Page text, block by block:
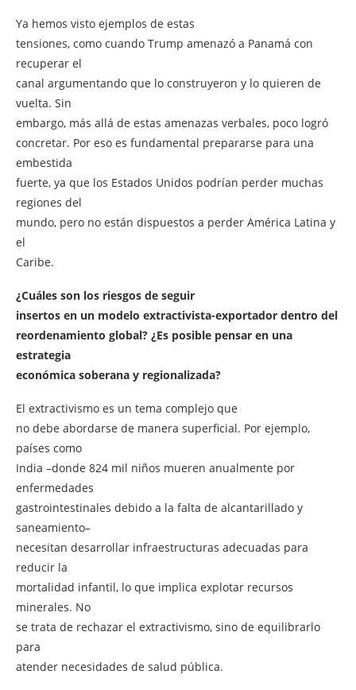
Ya hemos visto ejemplos de estas
tensiones, como cuando Trump amenazó a Panamá con
recuperar el
canal argumentando que lo construyeron y lo quieren de
vuelta. Sin
embargo, más allá de estas amenazas verbales, poco logró
concretar. Por eso es fundamental prepararse para una
embestida
fuerte, ya que los Estados Unidos podrían perder muchas
regiones del
mundo, pero no están dispuestos a perder América Latina y
el
Caribe.
¿Cuáles son los riesgos de seguir
insertos en un modelo extractivista-exportador dentro del
reordenamiento global? ¿Es posible pensar en una
estrategia
económica soberana y regionalizada?
El extractivismo es un tema complejo que
no debe abordarse de manera superficial. Por ejemplo,
países como
India –donde 824 mil niños mueren anualmente por
enfermedades
gastrointestinales debido a la falta de alcantarillado y
saneamiento–
necesitan desarrollar infraestructuras adecuadas para
reducir la
mortalidad infantil, lo que implica explotar recursos
minerales. No
se trata de rechazar el extractivismo, sino de equilibrarlo
para
atender necesidades de salud pública.